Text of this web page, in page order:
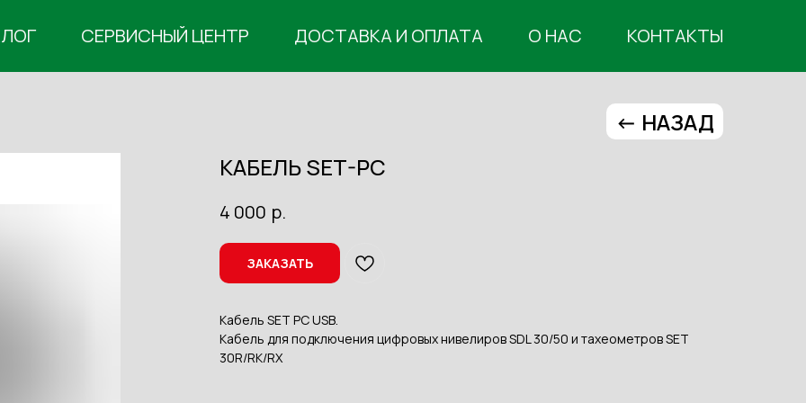
СЕРВИСНЫЙ ЦЕНТР ДОСТАВКА И ОПЛАТА О НАС КОНТАКТЫ
<- НАЗАД
КАБЕЛЬ SET-PC
4 000 р.
ЗАКАЗАТЬ
Кабель SET PC USB.
Кабель для подключения цифровых нивелиров SDL 30/50 и тахеометров SET
30R/RK/RX